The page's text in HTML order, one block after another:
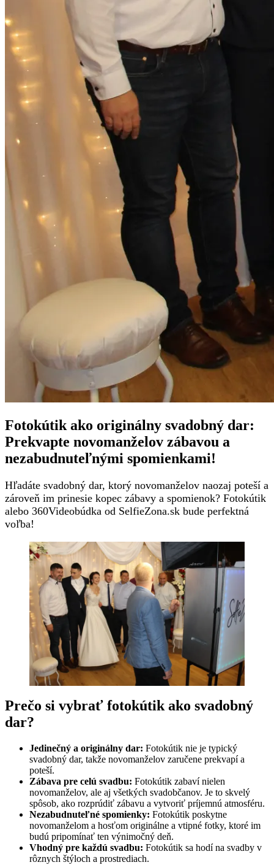
Fotokútik ako originálny svadobný dar:
Prekvapte novomanželov zábavou a
nezabudnuteľnými spomienkami!
Hľadáte svadobný dar, ktorý novomanželov naozaj poteší a
zároveň im prinesie kopec zábavy a spomienok? Fotokútik
alebo 360Videobúdka od SelfieZona.sk bude perfektná
voľba!
Prečo si vybrať fotokútik ako svadobný
dar?
Jedinečný a originálny dar: Fotokútik nie je typický
svadobný dar, takže novomanželov zaručene prekvapí a
poteší.
Zábava pre celú svadbu: Fotokútik zabaví nielen
novomanželov, ale aj všetkých svadobčanov. Je to skvelý
spôsob, ako rozprúdiť zábavu a vytvoriť príjemnú atmosféru.
Nezabudnuteľné spomienky: Fotokútik poskytne
novomanželom a hosťom originálne a vtipné fotky, ktoré im
budú pripomínať ten výnimočný deň.
Vhodný pre každú svadbu: Fotokútik sa hodí na svadby v
rôznych štýloch a prostrediach.